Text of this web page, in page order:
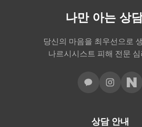
나만 아는 상
당신의 마음을 최우선으로
나르시시스트 피해 전문
상담 안내